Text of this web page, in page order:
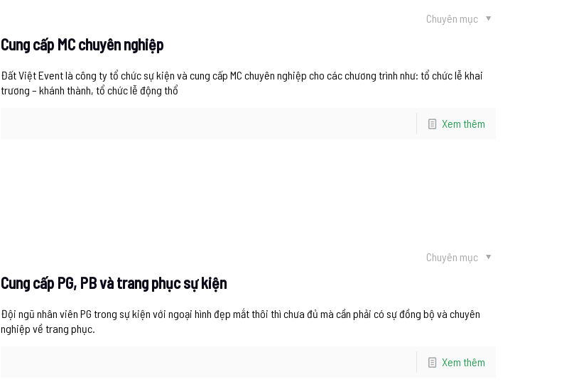
Chuyên mục
Cung cấp MC chuyên nghiệp
Đất Việt Event là công ty tổ chức sự kiện và cung cấp MC chuyên nghiệp cho các chương trình như: tổ chức lễ khai
trương – khánh thành, tổ chức lễ động thổ
Xem thêm
Chuyên mục
Cung cấp PG, PB và trang phục sự kiện
Đội ngũ nhân viên PG trong sự kiện với ngoại hình đẹp mắt thôi thì chưa đủ mà cần phải có sự đồng bộ và chuyên
nghiệp về trang phục.
Xem thêm